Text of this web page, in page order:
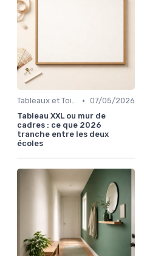
Tableaux et Toiles • 07/05/2026
Tableau XXL ou mur de
cadres : ce que 2026
tranche entre les deux
écoles